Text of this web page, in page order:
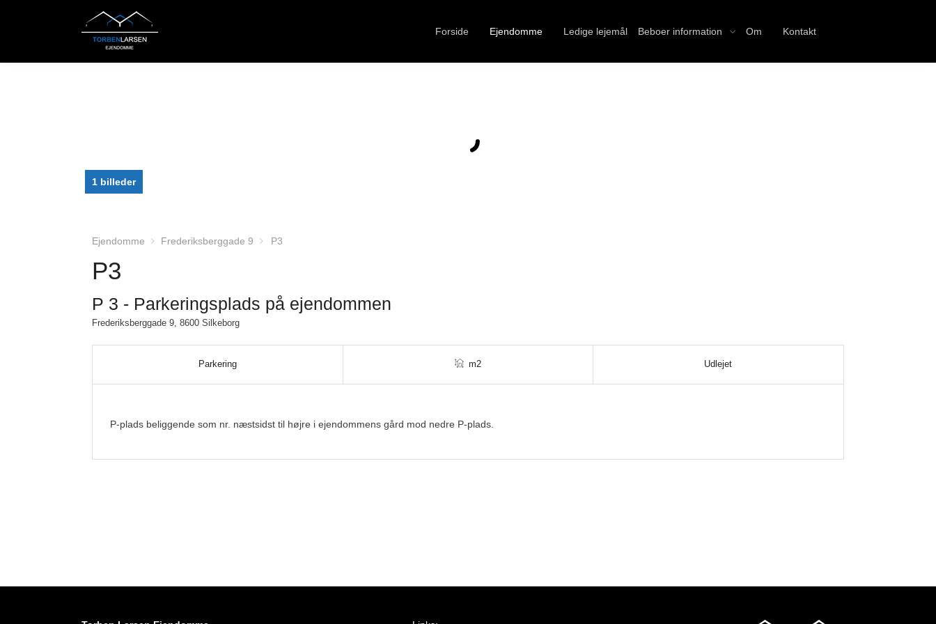
Forside Ejendomme Ledige lejemål Beboer information Om Kontakt
1 billeder
Ejendomme Frederiksberggade 9 P3
P3
P 3 - Parkeringsplads på ejendommen
Frederiksberggade 9, 8600 Silkeborg
Parkering m2 Udlejet
P-plads beliggende som nr. næstsidst til højre i ejendommens gård mod nedre P-plads.